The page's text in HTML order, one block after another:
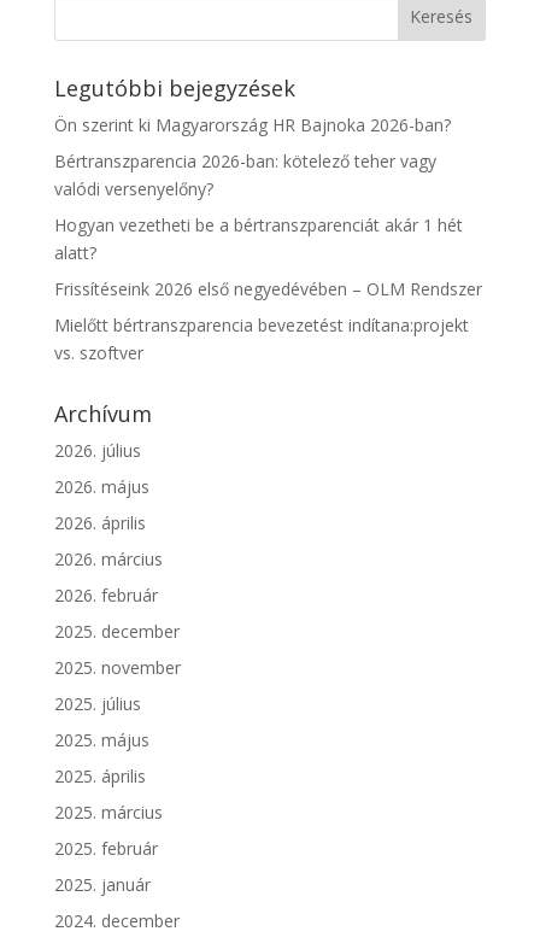
Legutóbbi bejegyzések
Ön szerint ki Magyarország HR Bajnoka 2026-ban?
Bértranszparencia 2026-ban: kötelező teher vagy
valódi versenyelőny?
Hogyan vezetheti be a bértranszparenciát akár 1 hét
alatt?
Frissítéseink 2026 első negyedévében – OLM Rendszer
Mielőtt bértranszparencia bevezetést indítana:projekt
vs. szoftver
Archívum
2026. július
2026. május
2026. április
2026. március
2026. február
2025. december
2025. november
2025. július
2025. május
2025. április
2025. március
2025. február
2025. január
2024. december